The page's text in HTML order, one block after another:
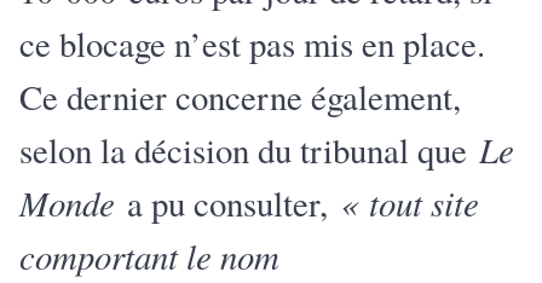
ce blocage n’est pas mis en place.
Ce dernier concerne également,
selon la décision du tribunal que Le
Monde a pu consulter, « tout site
comportant le nom